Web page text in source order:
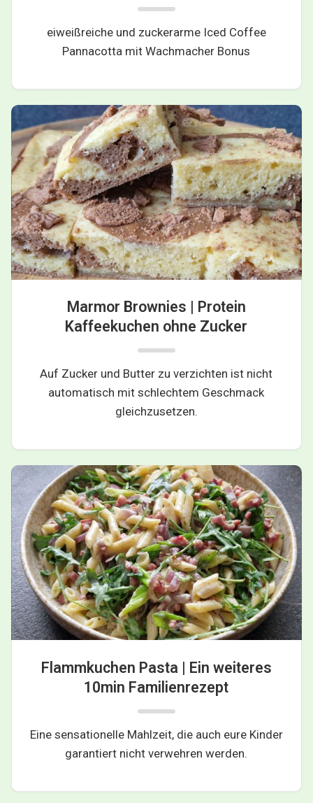
eiweißreiche und zuckerarme Iced Coffee
Pannacotta mit Wachmacher Bonus
Marmor Brownies | Protein
Kaffeekuchen ohne Zucker
Auf Zucker und Butter zu verzichten ist nicht
automatisch mit schlechtem Geschmack
gleichzusetzen.
Flammkuchen Pasta | Ein weiteres
10min Familienrezept
Eine sensationelle Mahlzeit, die auch eure Kinder
garantiert nicht verwehren werden.